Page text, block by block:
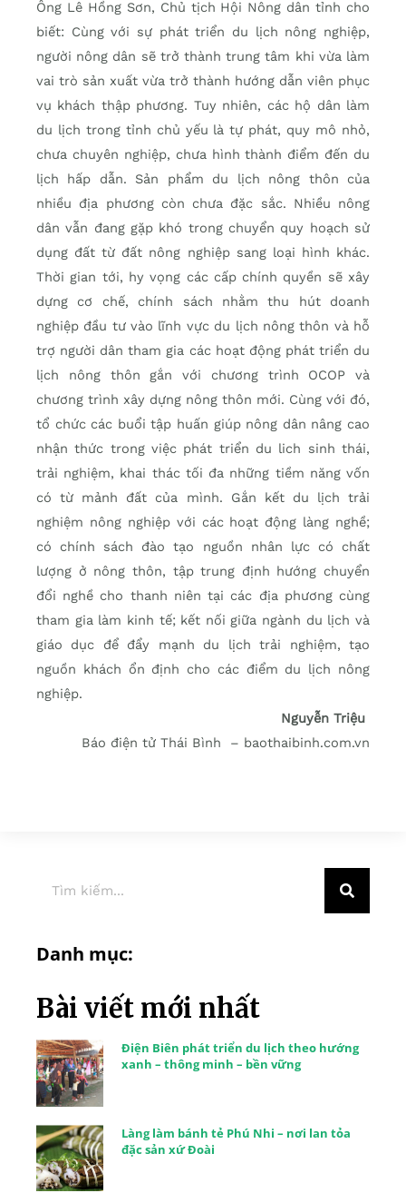
Ông Lê Hồng Sơn, Chủ tịch Hội Nông dân tỉnh cho
biết: Cùng với sự phát triển du lịch nông nghiệp,
người nông dân sẽ trở thành trung tâm khi vừa làm
vai trò sản xuất vừa trở thành hướng dẫn viên phục
vụ khách thập phương. Tuy nhiên, các hộ dân làm
du lịch trong tỉnh chủ yếu là tự phát, quy mô nhỏ,
chưa chuyên nghiệp, chưa hình thành điểm đến du
lịch hấp dẫn. Sản phẩm du lịch nông thôn của
nhiều địa phương còn chưa đặc sắc. Nhiều nông
dân vẫn đang gặp khó trong chuyển quy hoạch sử
dụng đất từ đất nông nghiệp sang loại hình khác.
Thời gian tới, hy vọng các cấp chính quyền sẽ xây
dựng cơ chế, chính sách nhằm thu hút doanh
nghiệp đầu tư vào lĩnh vực du lịch nông thôn và hỗ
trợ người dân tham gia các hoạt động phát triển du
lịch nông thôn gắn với chương trình OCOP và
chương trình xây dựng nông thôn mới. Cùng với đó,
tổ chức các buổi tập huấn giúp nông dân nâng cao
nhận thức trong việc phát triển du lich sinh thái,
trải nghiệm, khai thác tối đa những tiềm năng vốn
có từ mảnh đất của mình. Gắn kết du lịch trải
nghiệm nông nghiệp với các hoạt động làng nghề;
có chính sách đào tạo nguồn nhân lực có chất
lượng ở nông thôn, tập trung định hướng chuyển
đổi nghề cho thanh niên tại các địa phương cùng
tham gia làm kinh tế; kết nối giữa ngành du lịch và
giáo dục để đẩy mạnh du lịch trải nghiệm, tạo
nguồn khách ổn định cho các điểm du lịch nông
nghiệp.
Nguyễn Triệu
Báo điện tử Thái Bình – baothaibinh.com.vn
Danh mục:
Bài viết mới nhất
Điện Biên phát triển du lịch theo hướng
xanh – thông minh – bền vững
Làng làm bánh tẻ Phú Nhi – nơi lan tỏa
đặc sản xứ Đoài